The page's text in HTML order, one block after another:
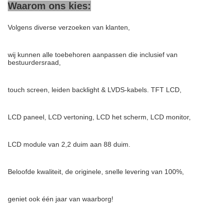
Waarom ons kies:
Volgens diverse verzoeken van klanten,
wij kunnen alle toebehoren aanpassen die inclusief van
bestuurdersraad,
touch screen, leiden backlight & LVDS-kabels. TFT LCD,
LCD paneel, LCD vertoning, LCD het scherm, LCD monitor,
LCD module van 2,2 duim aan 88 duim.
Beloofde kwaliteit, de originele, snelle levering van 100%,
geniet ook één jaar van waarborg!